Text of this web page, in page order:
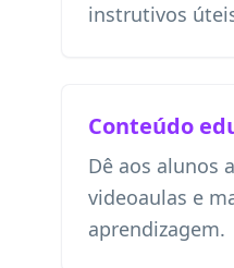
instrutivos
Conteúdo
Dê aos alunos
videoaulas e
aprendizagem.